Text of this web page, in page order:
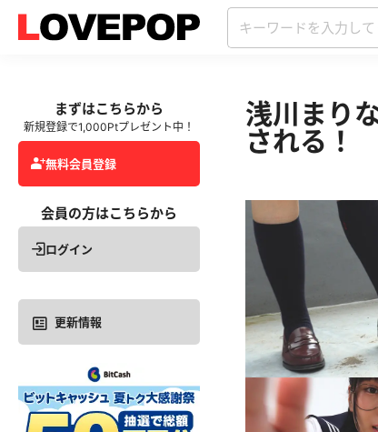
まずはこちらから
新規登録で1,000Ptプレゼント中！
無料会員登録
会員の方はこちらから
ログイン
更新情報
浅川まり
される！